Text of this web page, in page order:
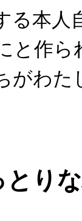
る本人
と作ら
がわた
り